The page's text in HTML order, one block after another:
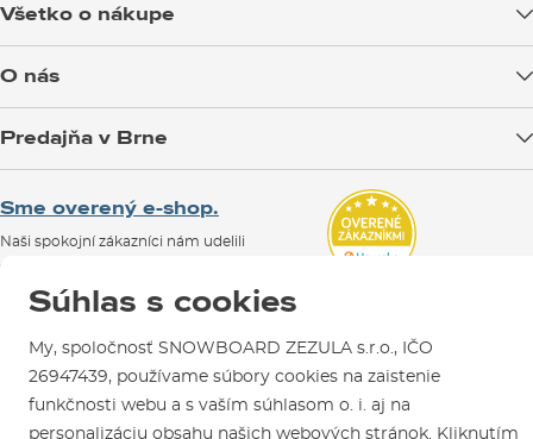
Všetko o nákupe
Výmena a vrátenie tovaru
Reklamácie
Návody na použitie a údržbu
Kontakty
O nás
SNOWBOARD ZEZULA Team
Ako si vybrať vybavenie
Predajňa v Brne
Mapa a ako k nám
Požičovňa
Sme overený e-shop.
Naši spokojní zákazníci nám udelili
Certifikát
Súhlas s cookies
My, spoločnosť SNOWBOARD ZEZULA s.r.o., IČO
26947439, používame súbory cookies na zaistenie
funkčnosti webu a s vaším súhlasom o. i. aj na
personalizáciu obsahu našich webových stránok. Kliknutím